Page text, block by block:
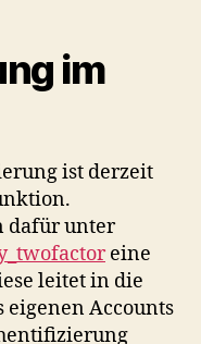
im
ist derzeit
dafür unter
eine
leitet in die
eigenen Accounts